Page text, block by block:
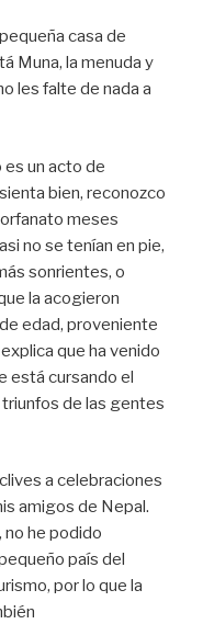
casa de
Muna, la menuda y
les falte de nada a
es un acto de
bien, reconozco
meses
no se tenían en pie,
sonrientes, o
la acogieron
edad, proveniente
que ha venido
está cursando el
de las gentes
a celebraciones
amigos de Nepal.
no he podido
país del
por lo que la